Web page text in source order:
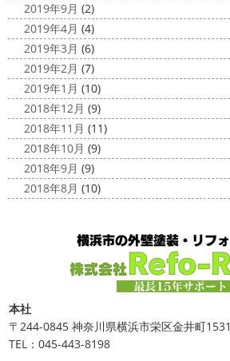
2019年9月 (2)
2019年4月 (4)
2019年3月 (6)
2019年2月 (7)
2019年1月 (10)
2018年12月 (9)
2018年11月 (11)
2018年10月 (9)
2018年9月 (9)
2018年8月 (10)
本社
〒244-0845 神奈川県横浜市栄区金井町1531
TEL：045-443-8198